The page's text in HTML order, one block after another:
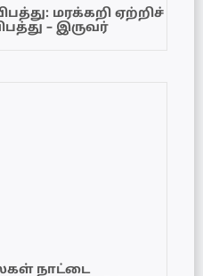
மரக்கறி ஏற்றிச்
– இருவர்
நாட்டை